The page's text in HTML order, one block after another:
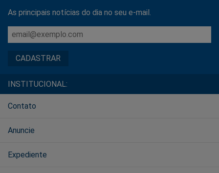
As principais notícias do dia no seu e-mail.
INSTITUCIONAL:
Contato
Anuncie
Expediente